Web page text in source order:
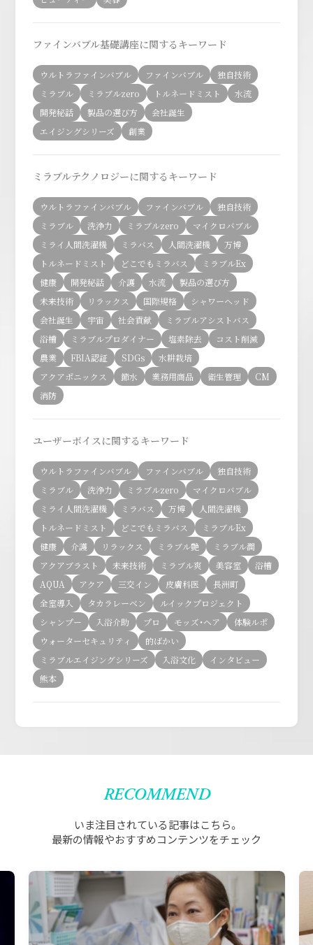
ファインバブル基礎講座に関するキーワード
ウルトラファインバブル ファインバブル
独自技術
ミラブル
ミラブルzero トルネードミスト
水流
開発秘話
製品の選び方
会社誕生
エイジングシリーズ
創業
ミラブルテクノロジーに関するキーワード
ウルトラファインバブル ファインバブル
独自技術
ミラブル
洗浄力 ミラブルzero
マイクロバブル
ミライ人間洗濯機
ミラバス 人間洗濯機
万博
トルネードミスト
どこでもミラバス
ミラブルEx
健康
開発秘話 介護 水流
製品の選び方
未来技術
リラックス 国際規格
シャワーヘッド
会社誕生
宇宙 社会貢献
ミラブルアシストバス
浴槽
ミラブルプロダイナー 塩素除去
コスト削減
農業
FBIA認証 SDGs
水耕栽培
アクアポニックス
節水 業務用商品 衛生管理
CM
消防
ユーザーボイスに関するキーワード
ウルトラファインバブル ファインバブル
独自技術
ミラブル
洗浄力 ミラブルzero
マイクロバブル
ミライ人間洗濯機
ミラバス 万博
人間洗濯機
トルネードミスト
どこでもミラバス
ミラブルEx
健康
介護 リラックス ミラブル艶
ミラブル潤
アクアブラスト
未来技術 ミラブル爽 美容室
浴槽
AQUA
アクア 三交イン 皮膚科医
長洲町
全室導入
タカラレーベン
ルイックプロジェクト
シャンプー
入浴介助 プロ モッズ・ヘア
体験ルポ
ウォーターセキュリティ
的ばかい
ミラブルエイジングシリーズ
入浴文化
インタビュー
熊本
RECOMMEND
いま注目されている記事はこちら。
最新の情報やおすすめコンテンツをチェック